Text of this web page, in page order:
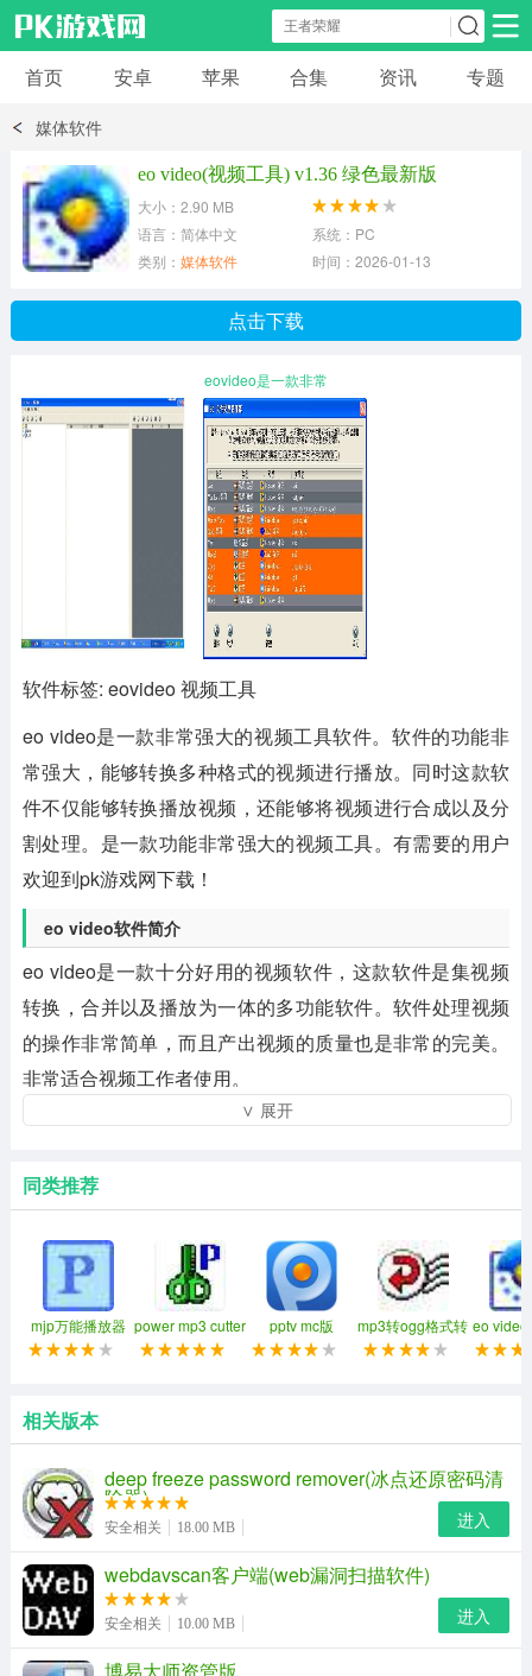
安卓应用 安卓游戏
模拟经营
首页 安卓 苹果 合集 资讯 专题
媒体软件
eo video(视频工具) v1.36 绿色最新版
大小：2.90 MB
语言：简体中文
系统：PC
类别： 媒体软件 时间：2026-01-13
点击下载
eovideo是一款非常
软件标签: eovideo 视频工具
eo video是一款非常强大的视频工具软件。软件的功能非
常强大，能够转换多种格式的视频进行播放。同时这款软
件不仅能够转换播放视频，还能够将视频进行合成以及分
割处理。是一款功能非常强大的视频工具。有需要的用户
欢迎到pk游戏网下载！
eo video软件简介
eo video是一款十分好用的视频软件，这款软件是集视频
转换，合并以及播放为一体的多功能软件。软件处理视频
的操作非常简单，而且产出视频的质量也是非常的完美。
非常适合视频工作者使用。
eo video软件特色：
多种视频格式转换
∨ 展开
同类推荐
mjp万能播放器 power mp3 cutter pptv mc版
mp3转ogg格式转
换器
eo
相关版本
deep freeze password remover(冰点还原密码清
除器)
安全相关 18.00 MB 进入
webdavscan客户端(web漏洞扫描软件)
安全相关 10.00 MB 进入